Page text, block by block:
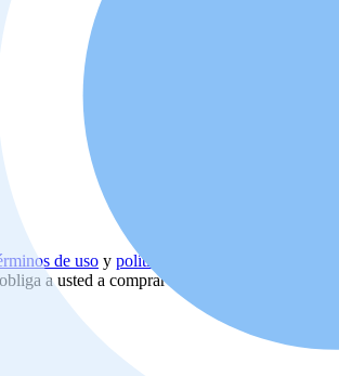
de uso y política de privacidad
.
a usted a comprar o alquilar la propiedad.